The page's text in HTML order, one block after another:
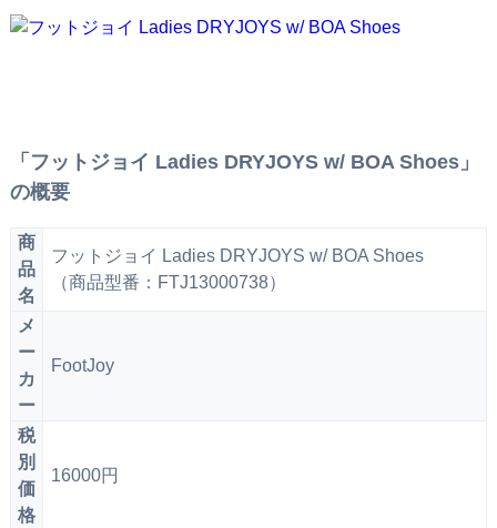
「フットジョイ Ladies DRYJOYS w/ BOA Shoes」
の概要
商
品
名
フットジョイ Ladies DRYJOYS w/ BOA Shoes
（商品型番：FTJ13000738）
メ
ー
カ
ー
FootJoy
税
別
価
格
16000円